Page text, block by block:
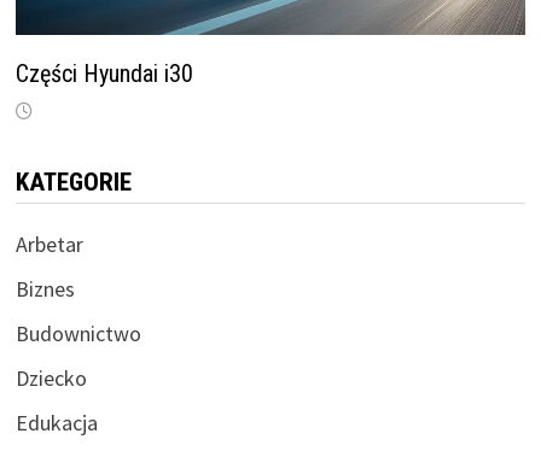
Części Hyundai i30
KATEGORIE
Arbetar
Biznes
Budownictwo
Dziecko
Edukacja